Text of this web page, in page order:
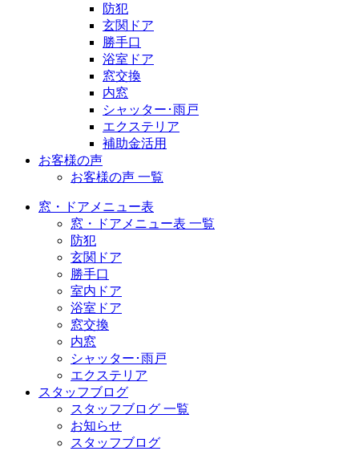
防犯
玄関ドア
勝手口
浴室ドア
窓交換
内窓
シャッター･雨戸
エクステリア
補助金活用
お客様の声
お客様の声 一覧
窓・ドアメニュー表
窓・ドアメニュー表 一覧
防犯
玄関ドア
勝手口
室内ドア
浴室ドア
窓交換
内窓
シャッター･雨戸
エクステリア
スタッフブログ
スタッフブログ 一覧
お知らせ
スタッフブログ